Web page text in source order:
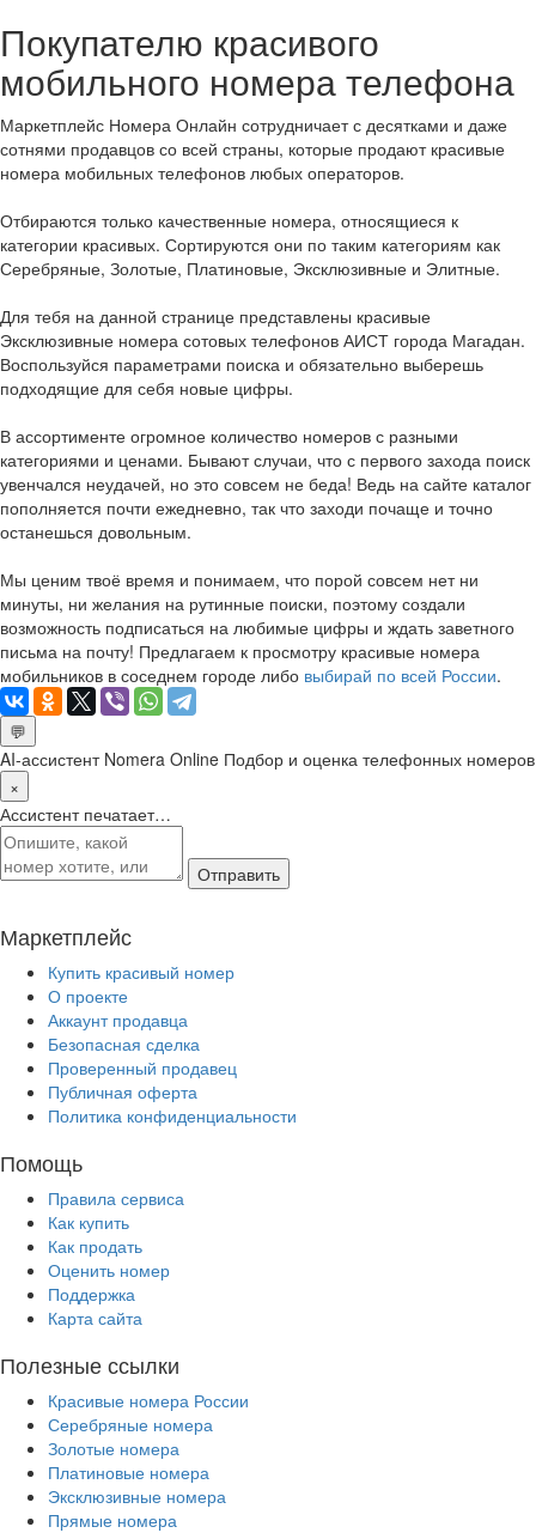
Покупателю красивого
мобильного номера телефона
Маркетплейс Номера Онлайн сотрудничает с десятками и даже
сотнями продавцов со всей страны, которые продают красивые
номера мобильных телефонов любых операторов.
Отбираются только качественные номера, относящиеся к
категории красивых. Сортируются они по таким категориям как
Серебряные, Золотые, Платиновые, Эксклюзивные и Элитные.
Для тебя на данной странице представлены красивые
Эксклюзивные номера сотовых телефонов АИСТ города Магадан.
Воспользуйся параметрами поиска и обязательно выберешь
подходящие для себя новые цифры.
В ассортименте огромное количество номеров с разными
категориями и ценами. Бывают случаи, что с первого захода поиск
увенчался неудачей, но это совсем не беда! Ведь на сайте каталог
пополняется почти ежедневно, так что заходи почаще и точно
останешься довольным.
Мы ценим твоё время и понимаем, что порой совсем нет ни
минуты, ни желания на рутинные поиски, поэтому создали
возможность подписаться на любимые цифры и ждать заветного
письма на почту! Предлагаем к просмотру красивые номера
мобильников в соседнем городе либо выбирай по всей России.
💬
AI-ассистент Nomera Online Подбор и оценка телефонных номеров
×
Ассистент печатает…
Отправить
Маркетплейс
Купить красивый номер
О проекте
Аккаунт продавца
Безопасная сделка
Проверенный продавец
Публичная оферта
Политика конфиденциальности
Помощь
Правила сервиса
Как купить
Как продать
Оценить номер
Поддержка
Карта сайта
Полезные ссылки
Красивые номера России
Серебряные номера
Золотые номера
Платиновые номера
Эксклюзивные номера
Прямые номера